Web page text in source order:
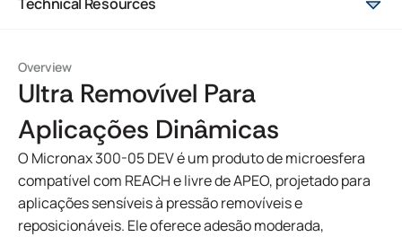
Overview
Ultra Removível Para
Aplicações Dinâmicas
O Micronax 300-05 DEV é um produto de microesfera
compatível com REACH e livre de APEO, projetado para
aplicações sensíveis à pressão removíveis e
reposicionáveis. Ele oferece adesão moderada,